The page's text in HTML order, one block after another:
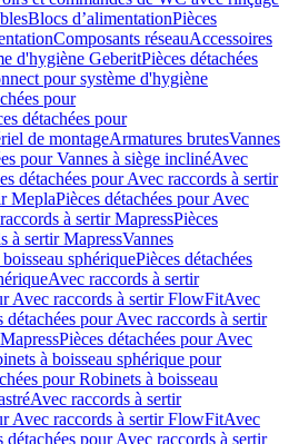
Blocs d’alimentationPièces
Composants réseauAccessoires
d'hygiène GeberitPièces détachées
pour système d'hygiène
pour
détachées pour
de montageArmatures brutesVannes
pour Vannes à siège inclinéAvec
détachées pour Avec raccords à sertir
MeplaPièces détachées pour Avec
à sertir MapressPièces
à sertir MapressVannes
sphériquePièces détachées
Avec raccords à sertir
Avec raccords à sertir FlowFitAvec
détachées pour Avec raccords à sertir
Pièces détachées pour Avec
à boisseau sphérique pour
pour Robinets à boisseau
Avec raccords à sertir
Avec raccords à sertir FlowFitAvec
détachées pour Avec raccords à sertir